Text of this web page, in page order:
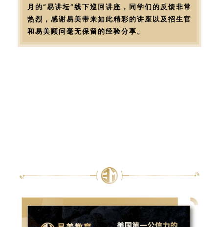
月的“易讲坛”线下巡回讲座，同学们的反馈非常
热烈，感谢易美带来如此精彩的讲座以及招生官
和易美顾问毫无保留的经验分享。